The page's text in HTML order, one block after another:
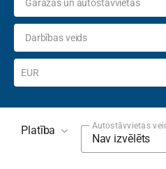
Garāžas un autostāvvietas
Darbības veids
EUR
Platība Autostāvvietas
Nav izvēlēts